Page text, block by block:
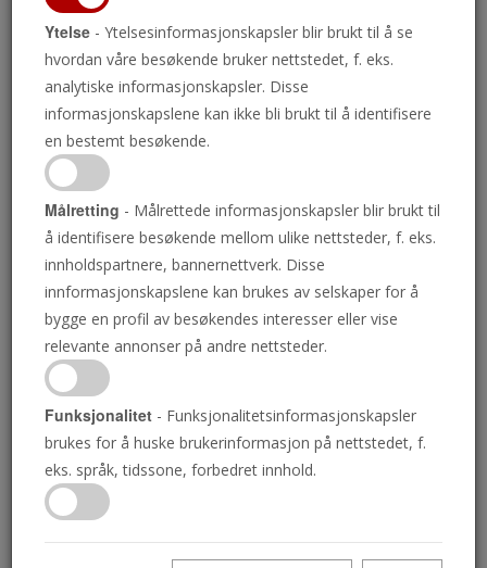
Egentlig?... Født På
Ny?
Vær ikke for sikker på at du vet det! Mange
bekjennende kristne tror for alvor at de har
blitt «født på ny»-men de forstår ikke hva
Jesus mente med disse ordene. Det sanne
svaret er ikke bare overraskende-det er
forbløffende! -Den viktigste sannheten du
kan kjenne til, som her blir gjort så klar at du
vil forstå den!
Download PDF
Ytelse - Ytelsesinformasjonskapsler blir brukt til å se
hvordan våre besøkende bruker nettstedet, f. eks.
analytiske informasjonskapsler. Disse
informasjonskapslene kan ikke bli brukt til å identifisere
en bestemt besøkende.
Målretting - Målrettede informasjonskapsler blir brukt til
å identifisere besøkende mellom ulike nettsteder, f. eks.
innholdspartnere, bannernettverk. Disse
innformasjonskapslene kan brukes av selskaper for å
bygge en profil av besøkendes interesser eller vise
relevante annonser på andre nettsteder.
Funksjonalitet - Funksjonalitetsinformasjonskapsler
brukes for å huske brukerinformasjon på nettstedet, f.
eks. språk, tidssone, forbedret innhold.